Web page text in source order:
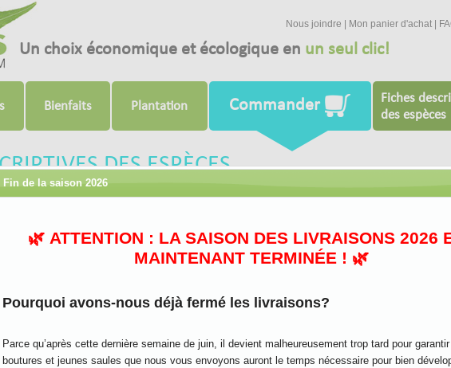
Nous joindre Mon panier d'achat|
Un choix économique et écologique en un seul clic!
Bienfaits Plantation Commander
Fiches
des espèces
DES ESPÈCES
Salix Salix
: Cottony willow, Missouri willow, diamond willow
Fin de la saison 2026
🌿 ATTENTION : LA SAISON DES LIVRAISONS 2026
MAINTENANT TERMINÉE ! 🌿
Pourquoi avons-nous déjà fermé les livraisons?
Parce qu’après cette dernière semaine de juin, il devient malheureusement trop tard pour
boutures et jeunes saules que nous vous envoyons auront le temps nécessaire pour bien